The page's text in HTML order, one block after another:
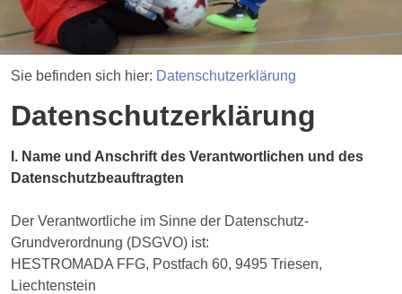
Sie befinden sich hier: Datenschutzerklärung
Datenschutzerklärung
I. Name und Anschrift des Verantwortlichen und des
Datenschutzbeauftragten
Der Verantwortliche im Sinne der Datenschutz-
Grundverordnung (DSGVO) ist:
HESTROMADA FFG, Postfach 60, 9495 Triesen,
Liechtenstein